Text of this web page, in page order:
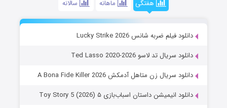
هفتگی ماهانه سالانه
دانلود فیلم ضربه شانس Lucky Strike 2026
دانلود سریال تد لاسو Ted Lasso 2020-2026
دانلود سریال زن متاهل آدمکش A Bona Fide Killer 2026
دانلود انیمیشن داستان اسباب‌بازی ۵ Toy Story 5 (2026)